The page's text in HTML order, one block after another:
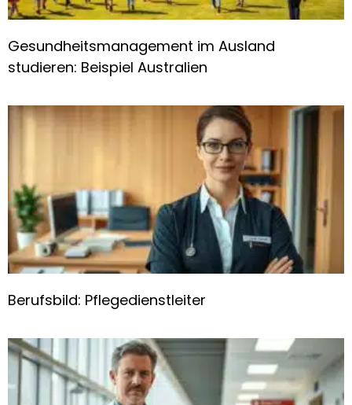
Gesundheitsmanagement im Ausland
studieren: Beispiel Australien
Berufsbild: Pflegedienstleiter